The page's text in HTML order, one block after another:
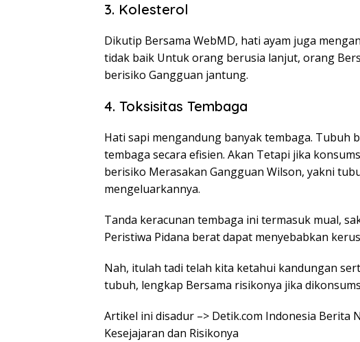
3. Kolesterol
Dikutip Bersama WebMD, hati ayam juga
tidak baik Untuk orang berusia lanjut, orang
berisiko Gangguan jantung.
4. Toksisitas Tembaga
Hati sapi mengandung banyak tembaga. Tubuh
tembaga secara efisien. Akan Tetapi jika
berisiko Merasakan Gangguan Wilson, yakni
mengeluarkannya.
Tanda keracunan tembaga ini termasuk mual,
Peristiwa Pidana berat dapat menyebabkan
Nah, itulah tadi telah kita ketahui kandungan
tubuh, lengkap Bersama risikonya jika
Artikel ini disadur –> Detik.com Indonesia Berita
Kesejajaran dan Risikonya